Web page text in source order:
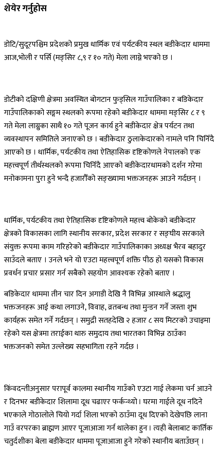
शेयेर गर्नुहोस
डोटि/सुदूरपश्चिम प्रदेशको प्रमुख धार्मिक एवं पर्यटकीय स्थल बडीकेदार धाममा
आज,भोली र पर्सि (मङ्सिर ८,९ र १० गते) मेला लाग्ने भएको छ ।
डोटीको दक्षिणी क्षेत्रमा अवस्थित बोगटान फुड्सिल गाउँपालिका र बडिकेदार
गाउँपालिकाको सङ्गम स्थलको रूपमा रहेको बडीकेदार धाममा मङ्सिर ८ र ९
गते मेला लाग्नुका साथै १० गते पूजन कार्य हुने बडीकेदार क्षेत्र पर्यटन तथा
व्यवस्थापन समितिले जनाएको छ । बडीकेदार ठुलाकेदारको नामले पनि चिनिँदै
आएको छ । धार्मिक, पर्यटकीय तथा ऐतिहासिक दृष्टिकोणले नेपालको एक
महत्त्वपूर्ण तीर्थस्थलको रूपमा चिनिँदै आएको बडीकेदारधामको दर्शन गरेमा
मनोकामना पुरा हुने भन्दै हजारौँको सङ्ख्यामा भक्तजनहरू आउने गर्दछन् ।
धार्मिक, पर्यटकीय तथा ऐतिहासिक दृष्टिकोणले महत्त्व बोकेको बडीकेदार
क्षेत्रको विकासका लागि स्थानीय सरकार, प्रदेश सरकार र सङ्घीय सरकाले
संयुक्त रूपमा काम गरिहरेको बडीकेदार गाउँपालिकाका अध्यक्ष भैरव बहादुर
साउँदले बताए । उनले भने यो एउटा महत्त्वपूर्ण शक्ति पीठ हो यसको विकास
प्रवर्धन प्रचार प्रसार गर्न सबैको सहयोग आवश्यक रहेको बताए ।
बडिकेदार धाममा तीन चार दिन अगाडी देखि नै विभिन्न आस्थाले श्रद्धालु
भक्तजनहरू आई कथा लगाउने, विवाह, व्रतबन्ध तथा मुन्डन गर्ने जस्ता शुभ
कार्यहरू समेत गर्ने गर्दछन् । समुद्री सतहदेखि २ हजार ८ सय मिटरको उचाइमा
रहेको यस क्षेत्रमा तराईका थारु समुदाय तथा भारतका विभिन्न ठाउँका
भक्तजनको समेत उल्लेख्य सहभागिता रहने गर्दछ ।
किंवदन्तीअनुसार परापूर्व कालमा स्थानीय गाउँको एउटा गाई लेकमा चर्न आउने
र दिनभर बडीकेदार शिलामा दूध चढाएर फर्कन्थ्यो । घरमा गाईले दूध नदिने
भएकाले गोठालोले चियो गर्दा शिला भएको ठाउँमा दूध दिएको देखेपछि लाना
गाउँ वरपरका ब्राह्मण आएर पूजाआजा गर्न थालेका हुन । त्यही बेलाबाट कार्तिक
चतुर्दशीका बेला बडीकेदार धाममा पूजाआजा हुने गरेको स्थानीय बताउँछन् ।